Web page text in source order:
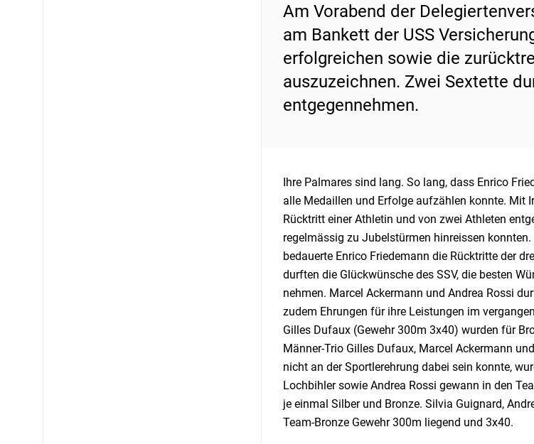
Am Vorabend der
am Bankett der USS
erfolgreichen sowie die
auszuzeichnen. Zwei Sextette
entgegennehmen.
Ihre Palmares sind lang. So lang, dass Enrico
alle Medaillen und Erfolge aufzählen konnte. Mit
Rücktritt einer Athletin und von zwei Athleten
regelmässig zu Jubelstürmen hinreissen
bedauerte Enrico Friedemann die Rücktritte der
durften die Glückwünsche des SSV, die besten
nehmen. Marcel Ackermann und Andrea Rossi
zudem Ehrungen für ihre Leistungen im
Gilles Dufaux (Gewehr 300m 3x40) wurden für
Männer-Trio Gilles Dufaux, Marcel Ackermann
nicht an der Sportlerehrung dabei sein konnte,
Lochbihler sowie Andrea Rossi gewann in den
je einmal Silber und Bronze. Silvia Guignard,
Team-Bronze Gewehr 300m liegend und 3x40.